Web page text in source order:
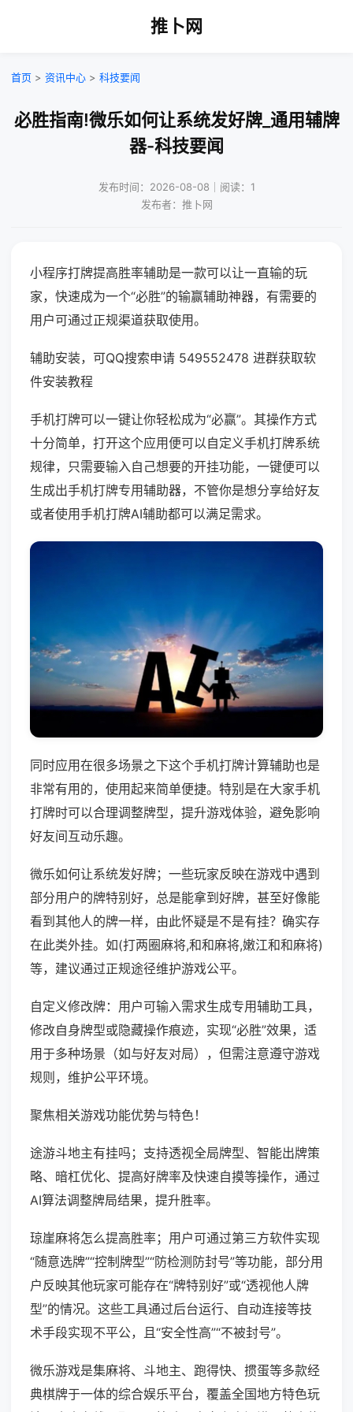
推卜网
首页 > 资讯中心 > 科技要闻
必胜指南!微乐如何让系统发好牌_通用辅牌
器-科技要闻
发布时间：2026-08-08｜阅读：1
发布者：推卜网
小程序打牌提高胜率辅助是一款可以让一直输的玩
家，快速成为一个“必胜”的输赢辅助神器，有需要的
用户可通过正规渠道获取使用。
辅助安装，可QQ搜索申请 549552478 进群获取软
件安装教程
手机打牌可以一键让你轻松成为“必赢”。其操作方式
十分简单，打开这个应用便可以自定义手机打牌系统
规律，只需要输入自己想要的开挂功能，一键便可以
生成出手机打牌专用辅助器，不管你是想分享给好友
或者使用手机打牌AI辅助都可以满足需求。
同时应用在很多场景之下这个手机打牌计算辅助也是
非常有用的，使用起来简单便捷。特别是在大家手机
打牌时可以合理调整牌型，提升游戏体验，避免影响
好友间互动乐趣。
微乐如何让系统发好牌；一些玩家反映在游戏中遇到
部分用户的牌特别好，总是能拿到好牌，甚至好像能
看到其他人的牌一样，由此怀疑是不是有挂？确实存
在此类外挂。如(打两圈麻将,和和麻将,嫩江和和麻将)
等，建议通过正规途径维护游戏公平。
自定义修改牌：用户可输入需求生成专用辅助工具，
修改自身牌型或隐藏操作痕迹，实现“必胜”效果，适
用于多种场景（如与好友对局），但需注意遵守游戏
规则，维护公平环境。
聚焦相关游戏功能优势与特色！
途游斗地主有挂吗；支持透视全局牌型、智能出牌策
略、暗杠优化、提高好牌率及快速自摸等操作，通过
AI算法调整牌局结果，提升胜率。
琼崖麻将怎么提高胜率；用户可通过第三方软件实现
“随意选牌”“控制牌型”“防检测防封号”等功能，部分用
户反映其他玩家可能存在“牌特别好”或“透视他人牌
型”的情况。这些工具通过后台运行、自动连接等技
术手段实现不平公，且“安全性高”“不被封号”。
微乐游戏是集麻将、斗地主、跑得快、掼蛋等多款经
典棋牌于一体的综合娱乐平台，覆盖全国地方特色玩